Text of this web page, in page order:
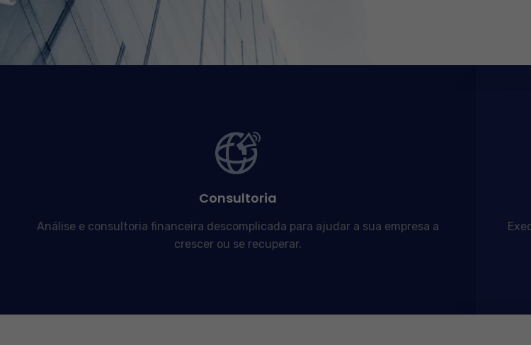
Consultoria
Análise e consultoria financeira descomplicada para ajudar a sua empresa a
crescer ou se recuperar.